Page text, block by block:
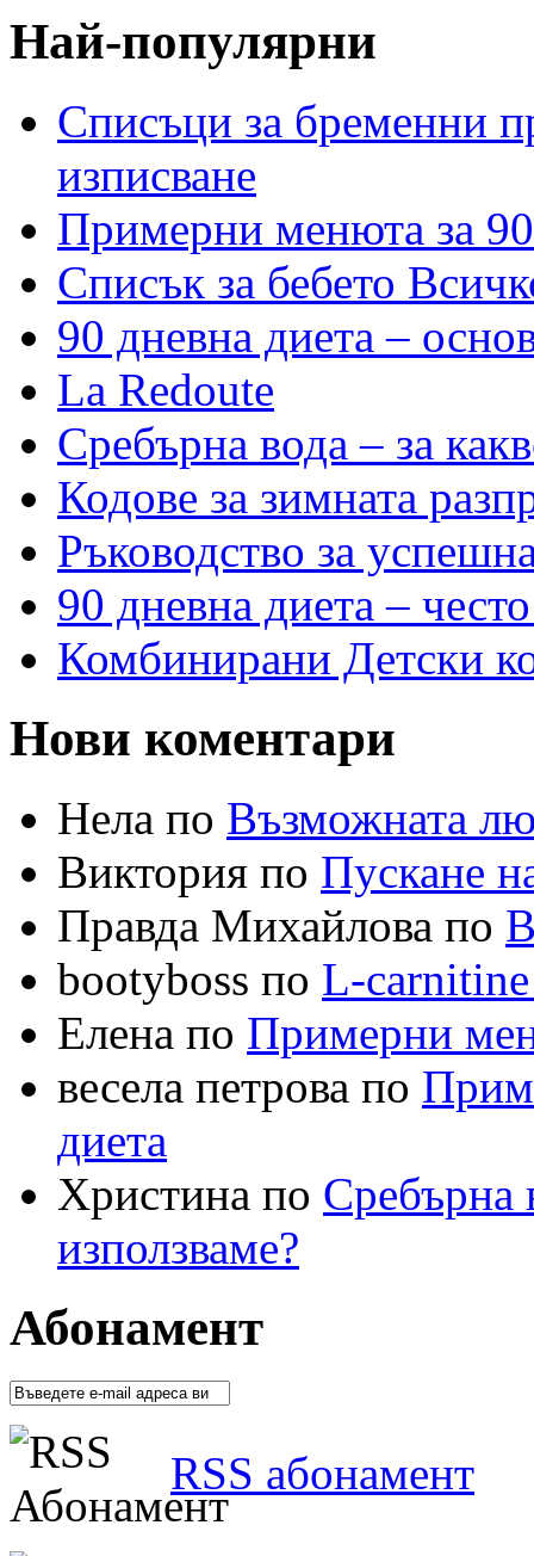
Най-популярни
Списъци за бременни
изписване
Примерни менюта за 90
Списък за бебето
90 дневна диета –
La Redoute
Сребърна вода – за
Кодове за зимната
Ръководство за
90 дневна диета –
Комбинирани Детски
Нови коментари
Нела по Възможната
Виктория по Пускане
Правда Михайлова по
bootyboss по L-
Елена по Примерни
весела петрова по
диета
Христина по Сребърна
използваме?
Абонамент
RSS абонамент